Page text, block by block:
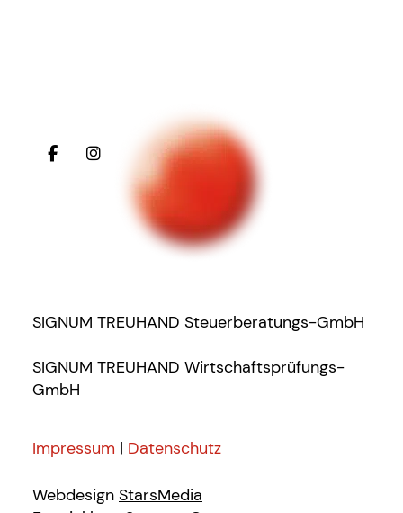
SIGNUM TREUHAND Steuerberatungs-GmbH
SIGNUM TREUHAND Wirtschaftsprüfungs-
GmbH
Impressum | Datenschutz
Webdesign StarsMedia